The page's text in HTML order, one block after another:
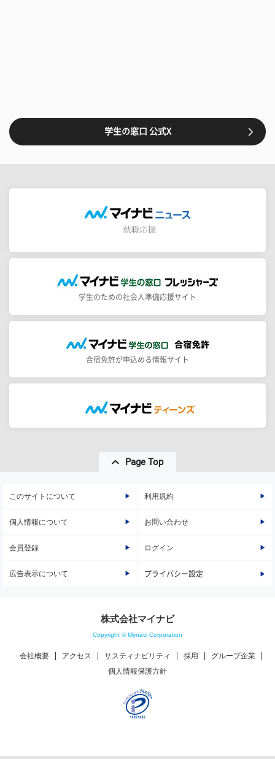
学生の窓口 公式X
学生のための社会人準備応援サイト
合宿免許が申込める情報サイト
Page Top
このサイトについて 利用規約
個人情報について お問い合わせ
会員登録 ログイン
広告表示について プライバシー設定
株式会社マイナビ
Copyright © Mynavi Corporation
会社概要 アクセス サスティナビリティ 採用
グループ企業
個人情報保護方針